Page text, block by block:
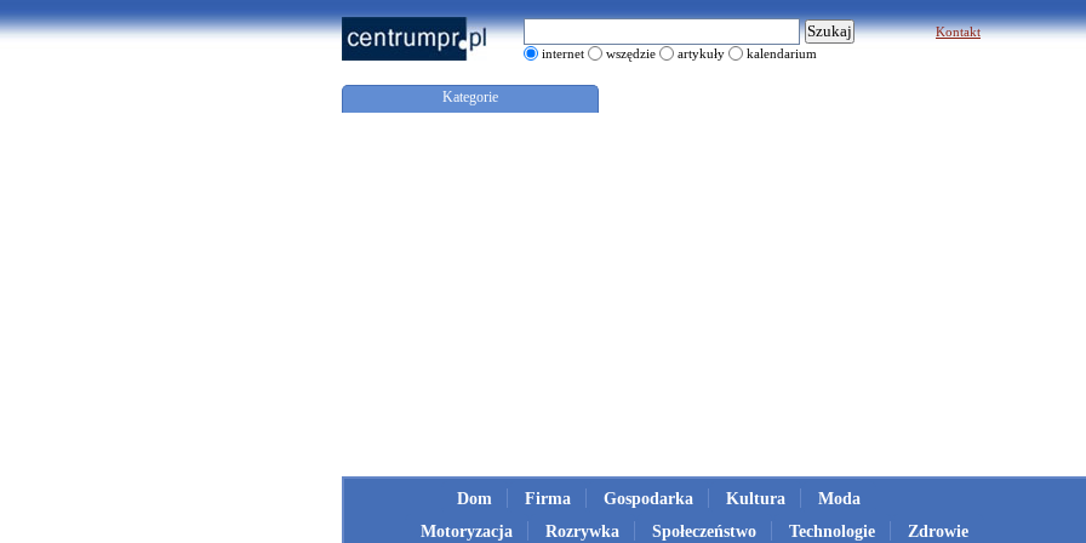
internet wszędzie artykuły kalendarium
Kontakt
Kategorie
Dom Firma Gospodarka Kultura
Moda
Motoryzacja
Rozrywka Społeczeństwo Technologie Zdrowie